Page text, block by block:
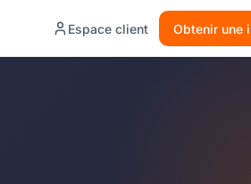
Espace client Obtenir une